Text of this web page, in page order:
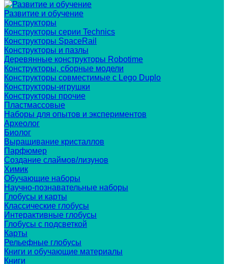
Развитие и обучение
Конструкторы
Конструкторы серии Technics
Конструкторы SpaceRail
Конструкторы и пазлы
Деревянные конструкторы Robotime
Конструкторы, сборные модели
Конструкторы совместимые с Lego Duplo
Конструкторы-игрушки
Конструкторы прочие
Пластмассовые
Наборы для опытов и экспериментов
Археолог
Биолог
Выращивание кристаллов
Парфюмер
Создание слаймов/лизунов
Химик
Обучающие наборы
Научно-познавательные наборы
Глобусы и карты
Классические глобусы
Интерактивные глобусы
Глобусы с подсветкой
Карты
Рельефные глобусы
Книги и обучающие материалы
Книги